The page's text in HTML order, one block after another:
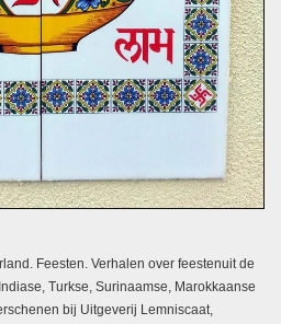
Feesten. Verhalen over feestenuit de
Turkse, Surinaamse, Marokkaanse
bij Uitgeverij Lemniscaat,